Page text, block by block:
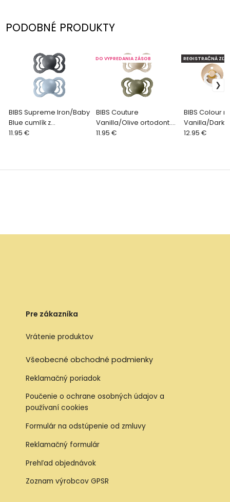
PODOBNÉ PRODUKTY
BIBS Supreme Iron/Baby
Blue cumlík z
prírodného kaučuku 2ks,
11.95 €
BIBS Couture
Vanilla/Olive ortodont.
cumlík z prírodného
DO VYPREDANIA ZÁSOB
11.95 €
BIBS Colour
Vanilla/Dark
z prírodného
REGISTRAČNÁ
12.95 €
Pre zákazníka
Vrátenie produktov
Všeobecné obchodné podmienky
Reklamačný poriadok
Poučenie o ochrane osobných údajov a
používaní cookies
Formulár na odstúpenie od zmluvy
Reklamačný formulár
Prehľad objednávok
Zoznam výrobcov GPSR